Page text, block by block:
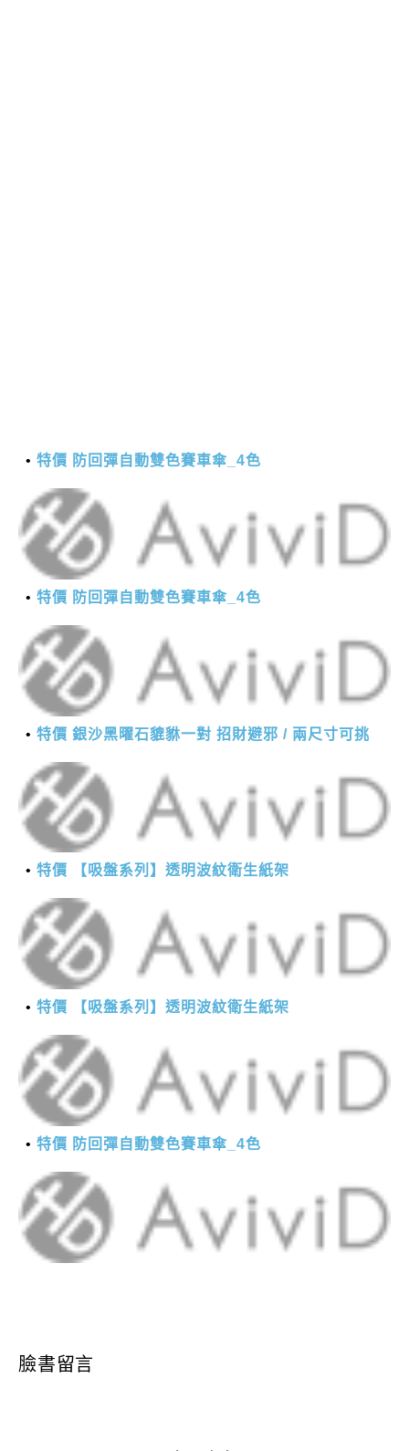
特價 防回彈自動雙色賽車傘_4色
特價 防回彈自動雙色賽車傘_4色
特價 銀沙黑曜石貔貅一對 招財避邪 / 兩尺寸可挑
特價 【吸盤系列】透明波紋衛生紙架
特價 【吸盤系列】透明波紋衛生紙架
特價 防回彈自動雙色賽車傘_4色
臉書留言